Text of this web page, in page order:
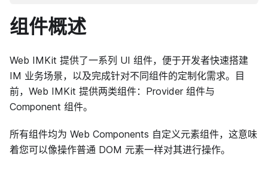
组件概述
Web IMKit 提供了一系列 UI 组件，便于开发者快速搭建
IM 业务场景，以及完成针对不同组件的定制化需求。目
前，Web IMKit 提供两类组件：Provider 组件与
Component 组件。
所有组件均为 Web Components 自定义元素组件，这意味
着您可以像操作普通 DOM 元素一样对其进行操作。